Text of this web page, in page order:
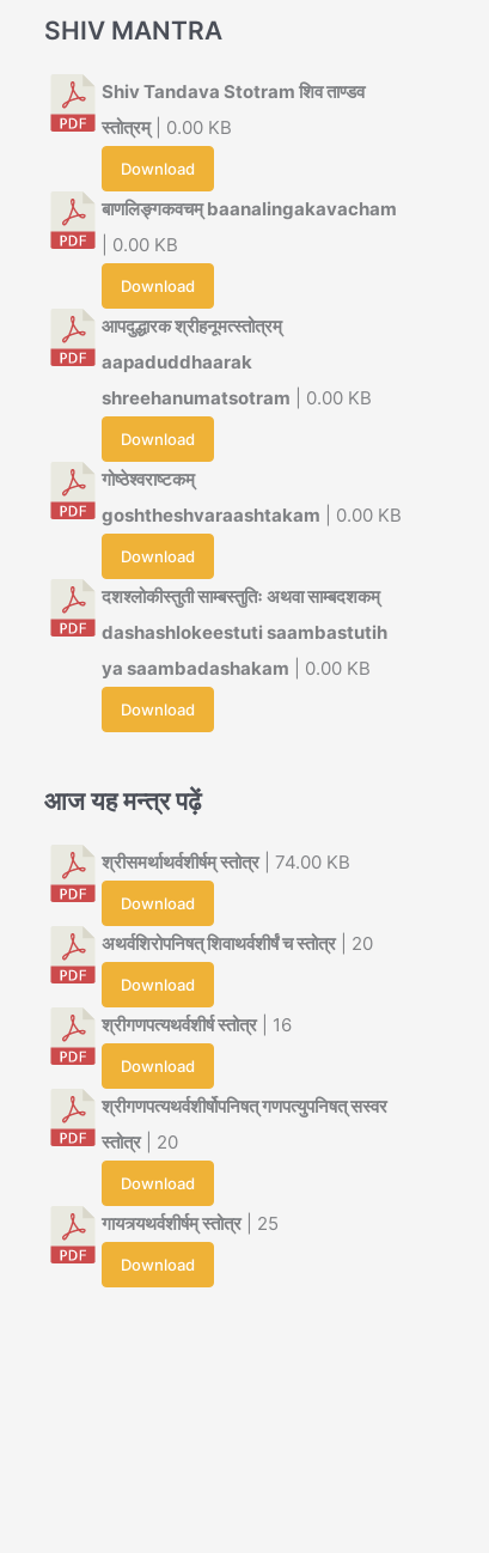
SHIV MANTRA
Shiv Tandava Stotram शिव ताण्डव
स्तोत्रम्| 0.00 KB
Download
बाणलिङ्गकवचम् baanalingakavacham
| 0.00 KB
Download
आपदुद्धारक श्रीहनूमत्स्तोत्रम्
aapaduddhaarak
shreehanumatsotram | 0.00 KB
Download
गोष्ठेश्वराष्टकम्
goshtheshvaraashtakam | 0.00 KB
Download
दशश्लोकीस्तुती साम्बस्तुतिः अथवा साम्बदशकम्
dashashlokeestuti saambastutih
ya saambadashakam | 0.00 KB
Download
आज यह मन्त्र पढ़ें
श्रीसमर्थाथर्वशीर्षम् स्तोत्र| 74.00 KB
Download
अथर्वशिरोपनिषत् शिवाथर्वशीर्षं च स्तोत्र| 20
Download
श्रीगणपत्यथर्वशीर्ष स्तोत्र| 16
Download
श्रीगणपत्यथर्वशीर्षोपनिषत् गणपत्युपनिषत् सस्वर
स्तोत्र| 20
Download
गायत्र्यथर्वशीर्षम् स्तोत्र| 25
Download